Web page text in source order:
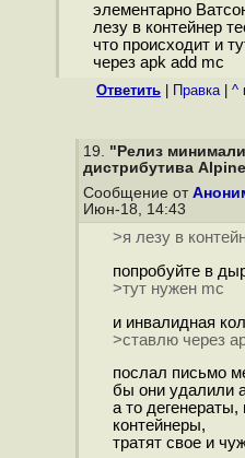
элементарно
лезу в контейнер
что происходит и
через apk add mc
Ответить Правка| ^
19. "Релиз
дистрибутива
Сообщение от
Июн-18, 14:43
>я лезу в
попробуйте в
>тут нужен mc
и инвалидная
>ставлю через
послал письмо
бы они удалили
а то
контейнеры,
тратят свое и